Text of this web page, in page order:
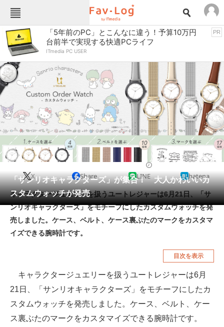
Fav-Logカテゴリー一覧
TOP アウトドア用品
インテリア・収納 おもちゃ・ホビー
カメラ キッチン家電
ゲーム
コンテンツ・サービス スイーツ・お菓子
スポーツ・レジャー スマホ・携帯電話
パソコン・タブレット ファッション
ペット 家電
工具・DIY 本・DVD・CD
生活家電 生活用品
空調・季節家電
釣り具・釣り用品 食品・飲料・お酒
メディア
「5年前のPC」とこんなに違う！予算10万円
台前半で実現する快適PCライフ
ITmedia PC USER
PR
「サンリオキャラクターズ」が集合！ 大人かわいいカ
スタムウォッチが発売
X Share LINE hatena
キャラクタージュエリーを扱うユートレジャーは6月21日、「サ
ンリオキャラクターズ」をモチーフにしたカスタムウォッチを発
売しました。ケース、ベルト、ケース裏ぶたのマークをカスタマ
イズできる腕時計です。
目次を表示
キャラクタージュエリーを扱うユートレジャーは6月
21日、「サンリオキャラクターズ」をモチーフにしたカ
スタムウォッチを発売しました。ケース、ベルト、ケー
ス裏ぶたのマークをカスタマイズできる腕時計です。